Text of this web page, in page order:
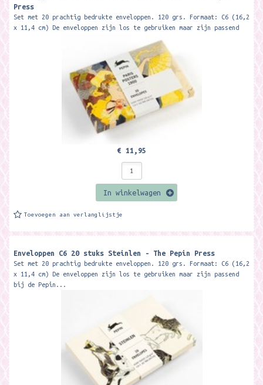
Press
Set met 20 prachtig bedrukte enveloppen. 120 grs. Formaat: C6 (16,2
x 11,4 cm) De enveloppen zijn los te gebruiken maar zijn passend
€ 11,95
In winkelwagen
Toevoegen aan verlanglijstje
Enveloppen C6 20 stuks Steinlen - The Pepin Press
Set met 20 prachtig bedrukte enveloppen. 120 grs. Formaat: C6 (16,2
x 11,4 cm) De enveloppen zijn los te gebruiken maar zijn passend
bij de Pepin...